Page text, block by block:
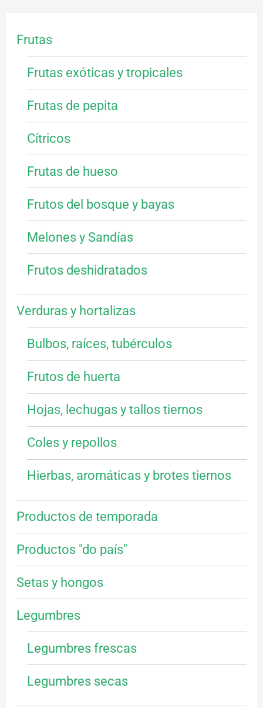
Frutas
Frutas exóticas y tropicales
Frutas de pepita
Cítricos
Frutas de hueso
Frutos del bosque y bayas
Melones y Sandías
Frutos deshidratados
Verduras y hortalizas
Bulbos, raíces, tubérculos
Frutos de huerta
Hojas, lechugas y tallos tiernos
Coles y repollos
Hierbas, aromáticas y brotes tiernos
Productos de temporada
Productos "do país"
Setas y hongos
Legumbres
Legumbres frescas
Legumbres secas